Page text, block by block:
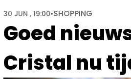
Goed
Cristal nu
30 JUN , 19:00•SHOPPING